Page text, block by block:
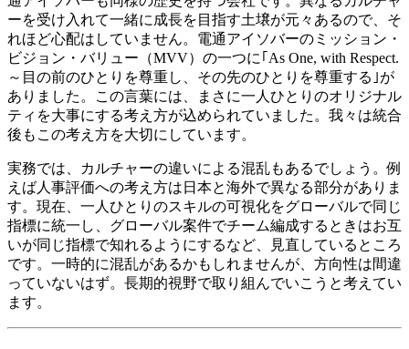
ーを受け入れて一緒に成長を目指す土壌が元々あるので、そ
れほど心配はしていません。電通アイソバーのミッション・
ビジョン・バリュー（MVV）の一つに｢As One, with Respect.
～目の前のひとりを尊重し、その先のひとりを尊重する｣が
ありました。この言葉には、まさに一人ひとりのオリジナル
ティを大事にする考え方が込められていました。我々は統合
後もこの考え方を大切にしています。
実務では、カルチャーの違いによる混乱もあるでしょう。例
えば人事評価への考え方は日本と海外で異なる部分がありま
す。現在、一人ひとりのスキルの可視化をグローバルで同じ
指標に統一し、グローバル案件でチーム編成するときはお互
いが同じ指標で知れるようにするなど、見直しているところ
です。一時的に混乱があるかもしれませんが、方向性は間違
っていないはず。長期的視野で取り組んでいこうと考えてい
ます。